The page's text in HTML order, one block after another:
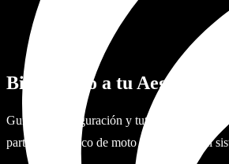
Bienvenido a tu Aegis
Guías de configuración y tutoriales en vídeo
partido a tu casco de moto inteligente y al